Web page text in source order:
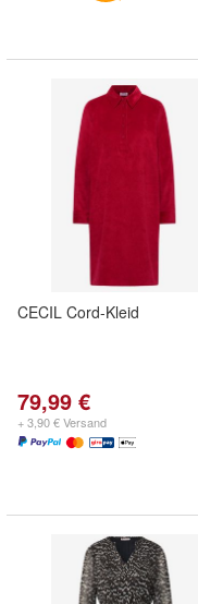
CECIL Cord-Kleid
79,99 €
+ 3,90 € Versand